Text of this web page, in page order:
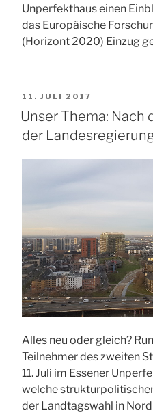
Unperfekthaus einen
das Europäische
(Horizont 2020) Einzug
VERÖFFENTLICHT
AM
11. JULI 2017
Unser Thema: Nach
der
Alles neu oder gleich?
Teilnehmer des zweiten
11. Juli im Essener
welche
der Landtagswahl in